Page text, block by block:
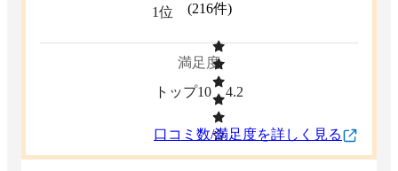
1位
(216件)
満足度
トップ10
4.2
口コミ数/満足度を詳しく見る